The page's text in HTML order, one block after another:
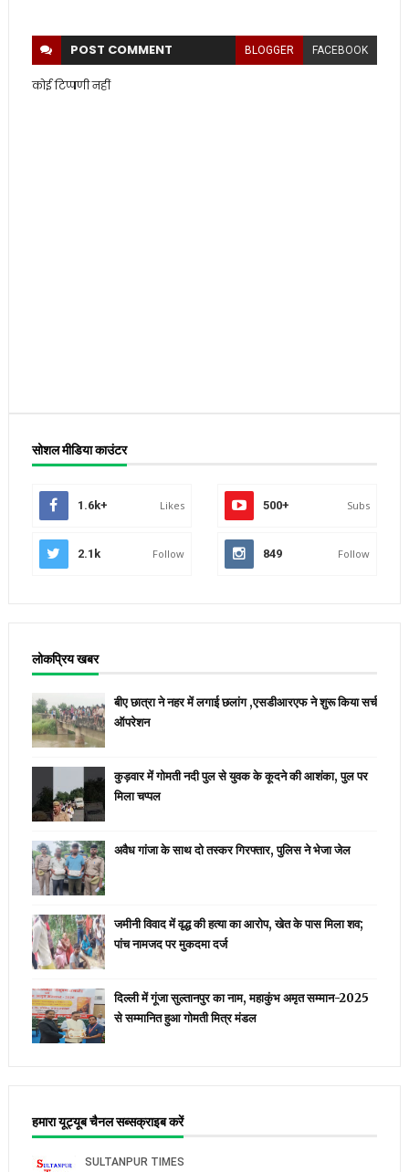
POST COMMENT BLOGGER FACEBOOK
कोई टिप्पणी नहीं
सोशल मीडिया काउंटर
1.6k+ Likes 500+ Subs
2.1k Follow 849 Follow
लोकप्रिय खबर
बीए छात्रा ने नहर में लगाई छलांग ,एसडीआरएफ ने शुरू किया सर्च
ऑपरेशन
कुड़वार में गोमती नदी पुल से युवक के कूदने की आशंका, पुल पर
मिला चप्पल
अवैध गांजा के साथ दो तस्कर गिरफ्तार, पुलिस ने भेजा जेल
जमीनी विवाद में वृद्ध की हत्या का आरोप, खेत के पास मिला शव;
पांच नामजद पर मुकदमा दर्ज
दिल्ली में गूंजा सुल्तानपुर का नाम, महाकुंभ अमृत सम्मान-2025
से सम्मानित हुआ गोमती मित्र मंडल
हमारा यूट्यूब चैनल सब्सक्राइब करें